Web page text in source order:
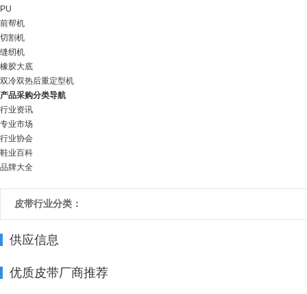
PU
前帮机
切割机
缝纫机
橡胶大底
双冷双热后重定型机
产品采购分类导航
行业资讯
专业市场
行业协会
鞋业百科
品牌大全
皮带行业分类：
供应信息
优质皮带厂商推荐